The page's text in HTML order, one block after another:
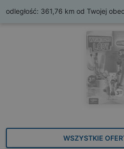
odległość: 361,76 km od Twojej
WSZYSTKIE